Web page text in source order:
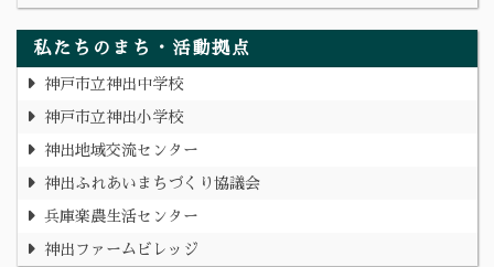
私たちのまち・活動拠点
神戸市立神出中学校
神戸市立神出小学校
神出地域交流センター
神出ふれあいまちづくり協議会
兵庫楽農生活センター
神出ファームビレッジ